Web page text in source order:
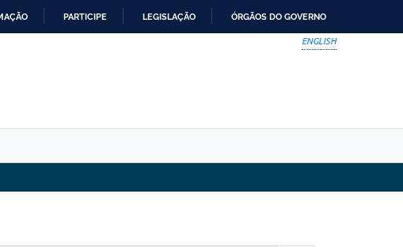
PARTICIPE LEGISLAÇÃO ÓRGÃOS DO GOVERNO
ENGLISH